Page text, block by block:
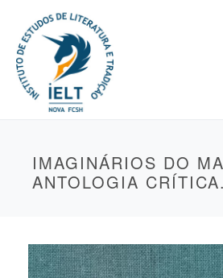
IMAGINÁRIOS DO
ANTOLOGIA